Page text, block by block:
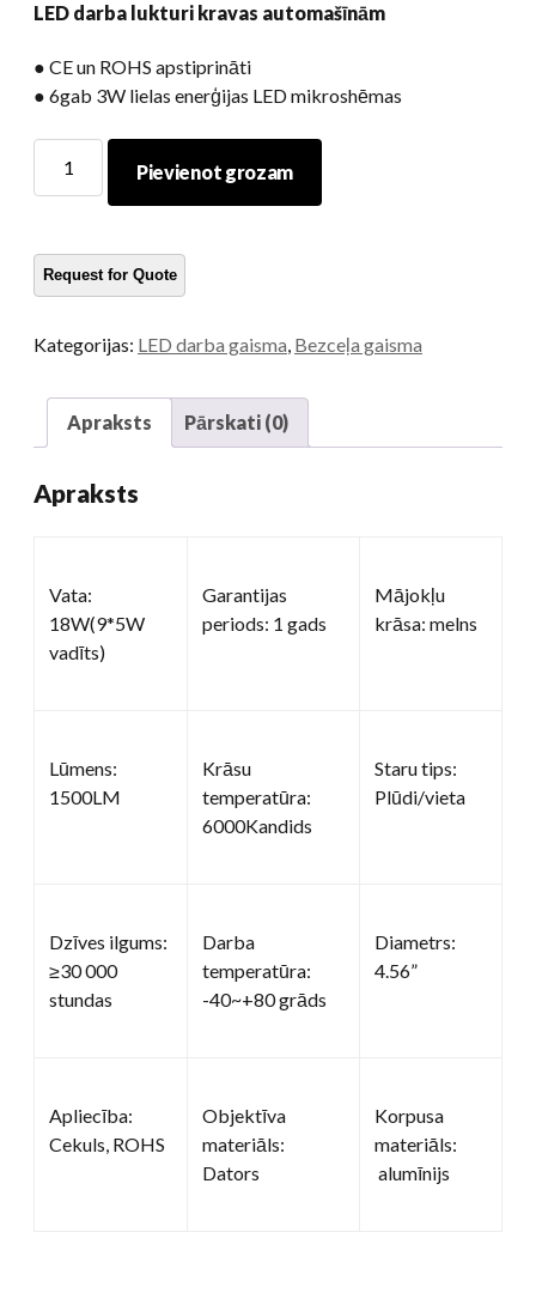
LED darba lukturi kravas automašīnām
● CE un ROHS apstiprināti
● 6gab 3W lielas enerģijas LED mikroshēmas
darba
automašīnām
daudzums
Pievienot grozam
Kategorijas: LED darba gaisma Bezceļa gaisma
Apraksts Pārskati (0)
Apraksts
Vata:
18W(9*5W
vadīts)
Garantijas
periods: 1 gads
Mājokļu
krāsa: melns
Lūmens:
1500LM
Krāsu
temperatūra:
6000Kandids
Staru tips:
Plūdi/vieta
Dzīves ilgums:
≥30 000
stundas
Darba
temperatūra:
-40~+80 grāds
Diametrs:
4.56”
Apliecība:
Cekuls, ROHS
Objektīva
materiāls:
Dators
Korpusa
materiāls:
alumīnijs